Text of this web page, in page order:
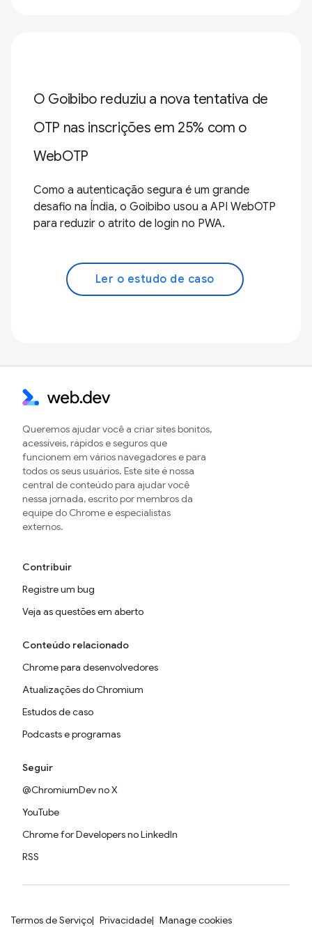
O Goibibo reduziu a nova tentativa de
OTP nas inscrições em 25% com o
WebOTP
Como a autenticação segura é um grande
desafio na Índia, o Goibibo usou a API WebOTP
para reduzir o atrito de login no PWA.
Ler o estudo de caso
Queremos ajudar você a criar sites bonitos,
acessíveis, rápidos e seguros que
funcionem em vários navegadores e para
todos os seus usuários. Este site é nossa
central de conteúdo para ajudar você
nessa jornada, escrito por membros da
equipe do Chrome e especialistas
externos.
Contribuir
Registre um bug
Veja as questões em aberto
Conteúdo relacionado
Chrome para desenvolvedores
Atualizações do Chromium
Estudos de caso
Podcasts e programas
Seguir
@ChromiumDev no X
YouTube
Chrome for Developers no LinkedIn
RSS
Termos de Serviço Privacidade Manage cookies